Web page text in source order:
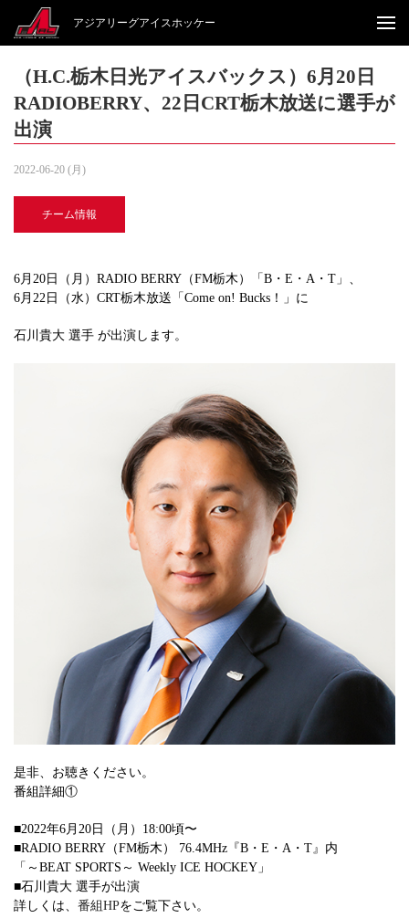
アジアリーグアイスホッケー
（H.C.栃木日光アイスバックス）6月20日
RADIOBERRY、22日CRT栃木放送に選手が
出演
2022-06-20 (月)
チーム情報
6月20日（月）RADIO BERRY（FM栃木）「B・E・A・T」、
6月22日（水）CRT栃木放送「Come on! Bucks！」に
石川貴大 選手 が出演します。
是非、お聴きください。
番組詳細①
■2022年6月20日（月）18:00頃〜
■RADIO BERRY（FM栃木） 76.4MHz『B・E・A・T』内
「～BEAT SPORTS～ Weekly ICE HOCKEY」
■石川貴大 選手が出演
詳しくは、 番組HPをご覧下さい。